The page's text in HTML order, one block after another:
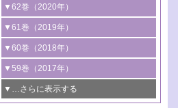
る最新技術
4号 アルコール類の効率的変換を実現す
る非貴金属触媒の研究動向
5号 ゼオライトの合成と応用における研
究動向
6号 ヘテロ接合界面
ロセスの最前線
4号 シンクロトロン放射光および中性子
線を利用した触媒解析技術の最先端
5号 単原子触媒
6号 参照触媒委員会からのお知らせ
B号 第133回触媒討論会（2023年）
3号 非酸化物系金属化合物を基盤とした
触媒材料の開発
4号 格子酸素・格子酸素欠陥を利用した
触媒反応
5号 生体触媒によるエネルギー変換反応
6号 窒素とリンの循環のための触媒・機
2号 化学品合成のための合金触媒開発
3号 CO の排出削減および有効活用のた
めの触媒技術
4号 若手による情報発信企画～とびたて
若き触媒の研究者たち～（1）
1号 金触媒の新展開
2号 ペロブスカイト
3号 特殊反応場を利用した触媒的分子変
換反応
4号 多孔質材料を用いた触媒の新展開
5号 情報学的手法を用いた触媒開発
▼62巻（2020年）
1号 触媒設計を拓く欠陥構造のキャラク
タリゼーション
2号 機能化学品製造に資するクリーンな
触媒的酸化反応
3号 水処理のための触媒化学
▼61巻（2019年）
1号 物質移動制御に着目した触媒プロセ
ス開発
2号 CO2 フリー水素サプライチェーンに
関わる触媒開発動向
▼60巻（2018年）
1号 固体酸触媒の最新の研究動向
2号 二酸化炭素からの有用化学品合成
3号 ナノ粒子・クラスター触媒の最前線
▼59巻（2017年）
1号 いたるところに，触媒
▼…さらに表示する